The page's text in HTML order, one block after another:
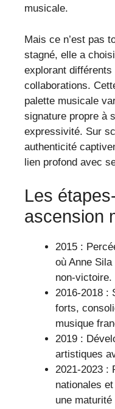
musicale.
Mais ce n’est pas
stagné, elle a
explorant
collaborations.
palette musicale
signature propre à
expressivité. Sur
authenticité
lien profond avec
Les
ascension
2015 :
où Anne
non-victoire.
2016-2018 :
forts,
musique
2019 :
artistiques
2021-2023 :
nationales
une